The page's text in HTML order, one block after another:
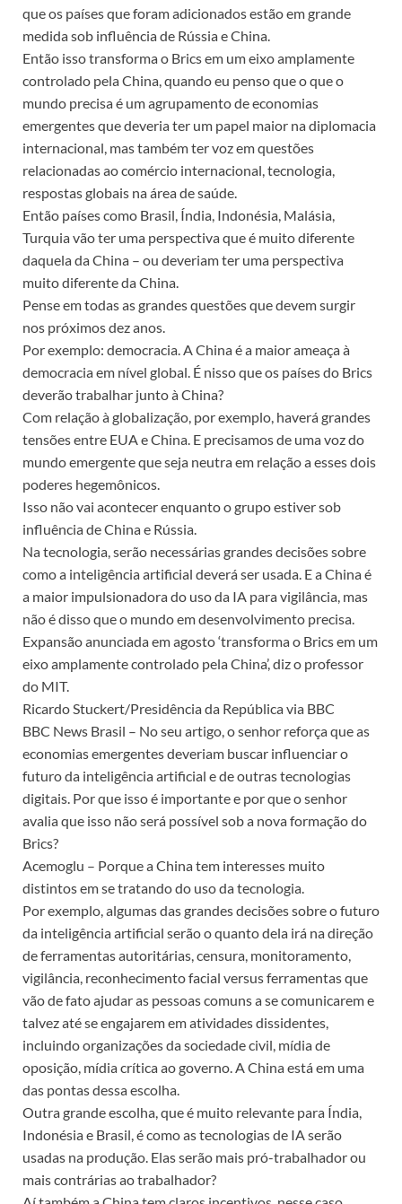
que os países que foram adicionados estão em grande
medida sob influência de Rússia e China.
Então isso transforma o Brics em um eixo amplamente
controlado pela China, quando eu penso que o que o
mundo precisa é um agrupamento de economias
emergentes que deveria ter um papel maior na diplomacia
internacional, mas também ter voz em questões
relacionadas ao comércio internacional, tecnologia,
respostas globais na área de saúde.
Então países como Brasil, Índia, Indonésia, Malásia,
Turquia vão ter uma perspectiva que é muito diferente
daquela da China – ou deveriam ter uma perspectiva
muito diferente da China.
Pense em todas as grandes questões que devem surgir
nos próximos dez anos.
Por exemplo: democracia. A China é a maior ameaça à
democracia em nível global. É nisso que os países do Brics
deverão trabalhar junto à China?
Com relação à globalização, por exemplo, haverá grandes
tensões entre EUA e China. E precisamos de uma voz do
mundo emergente que seja neutra em relação a esses dois
poderes hegemônicos.
Isso não vai acontecer enquanto o grupo estiver sob
influência de China e Rússia.
Na tecnologia, serão necessárias grandes decisões sobre
como a inteligência artificial deverá ser usada. E a China é
a maior impulsionadora do uso da IA para vigilância, mas
não é disso que o mundo em desenvolvimento precisa.
Expansão anunciada em agosto ‘transforma o Brics em um
eixo amplamente controlado pela China’, diz o professor
do MIT.
Ricardo Stuckert/Presidência da República via BBC
BBC News Brasil – No seu artigo, o senhor reforça que as
economias emergentes deveriam buscar influenciar o
futuro da inteligência artificial e de outras tecnologias
digitais. Por que isso é importante e por que o senhor
avalia que isso não será possível sob a nova formação do
Brics?
Acemoglu – Porque a China tem interesses muito
distintos em se tratando do uso da tecnologia.
Por exemplo, algumas das grandes decisões sobre o futuro
da inteligência artificial serão o quanto dela irá na direção
de ferramentas autoritárias, censura, monitoramento,
vigilância, reconhecimento facial versus ferramentas que
vão de fato ajudar as pessoas comuns a se comunicarem e
talvez até se engajarem em atividades dissidentes,
incluindo organizações da sociedade civil, mídia de
oposição, mídia crítica ao governo. A China está em uma
das pontas dessa escolha.
Outra grande escolha, que é muito relevante para Índia,
Indonésia e Brasil, é como as tecnologias de IA serão
usadas na produção. Elas serão mais pró-trabalhador ou
mais contrárias ao trabalhador?